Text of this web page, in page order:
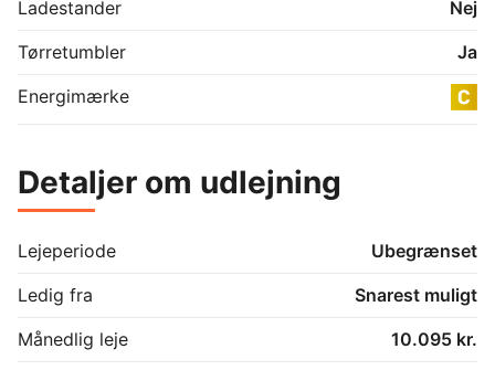
Kontakt
for en fremvisning og kom et skridt tættere på din
næste bolig.
Ladestander
Nej
Tørretumbler
Ja
Energimærke
Detaljer om udlejning
Lejeperiode
Ubegrænset
Ledig fra
Snarest muligt
Månedlig leje
10.095 kr.